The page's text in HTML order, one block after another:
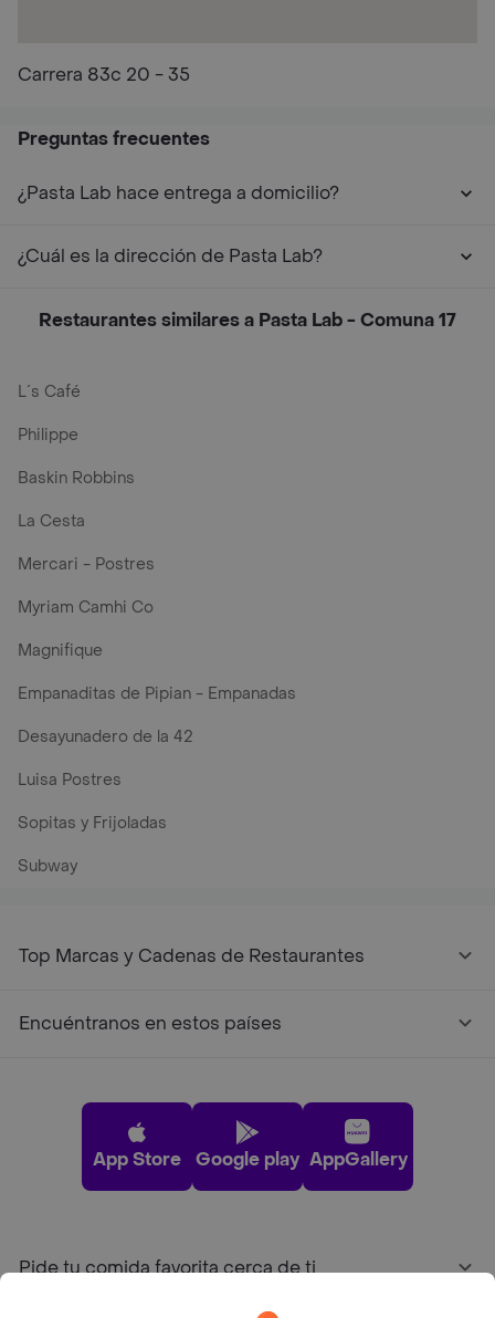
Carrera 83c 20 - 35
Preguntas frecuentes
¿Pasta Lab hace entrega a domicilio?
¿Cuál es la dirección de Pasta Lab?
Restaurantes similares a Pasta Lab - Comuna 17
L´s Café
Philippe
Baskin Robbins
La Cesta
Mercari - Postres
Myriam Camhi Co
Magnifique
Empanaditas de Pipian - Empanadas
Desayunadero de la 42
Luisa Postres
Sopitas y Frijoladas
Subway
Top Marcas y Cadenas de Restaurantes
Encuéntranos en estos países
App Store Google play AppGallery
Pide tu comida favorita cerca de ti